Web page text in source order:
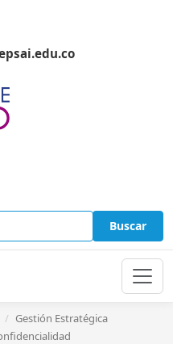
Buscar
Gestión Estratégica